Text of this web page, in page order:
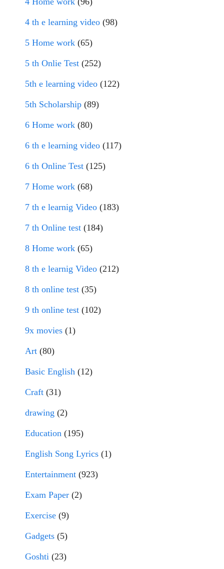
4 th e learning video (98)
5 Home work (65)
5 th Onlie Test (252)
5th e learning video (122)
5th Scholarship (89)
6 Home work (80)
6 th e learning video (117)
6 th Online Test (125)
7 Home work (68)
7 th e learnig Video (183)
7 th Online test (184)
8 Home work (65)
8 th e learnig Video (212)
8 th online test (35)
9 th online test (102)
9x movies (1)
Art (80)
Basic English (12)
Craft (31)
drawing (2)
Education (195)
English Song Lyrics (1)
Entertainment (923)
Exam Paper (2)
Exercise (9)
Gadgets (5)
Goshti (23)